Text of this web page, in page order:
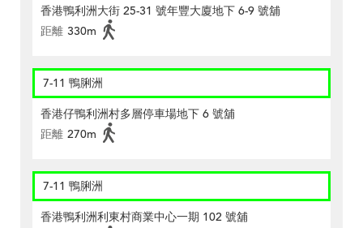
香港鴨利洲大街 25-31 號年豐大廈地下 6-9 號舖
距離 330m
7-11 鴨脷洲
香港仔鴨利洲村多層停車場地下 6 號舖
距離 270m
7-11 鴨脷洲
香港鴨利洲利東村商業中心一期 102 號舖